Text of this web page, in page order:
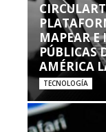
MAPEAR
PÚBLICAS
AMÉRICA
TECNOLOGÍA